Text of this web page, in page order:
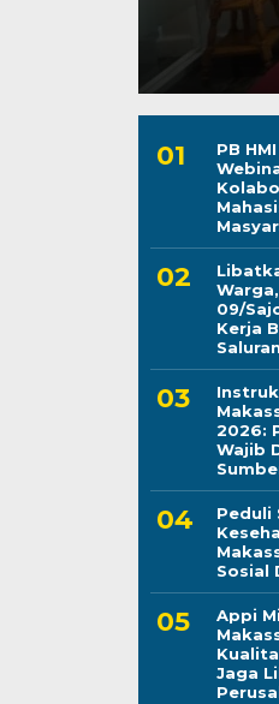
PB
09/
Kerja
2026:
Wajib
Peduli
Sosial
Appi
Jaga